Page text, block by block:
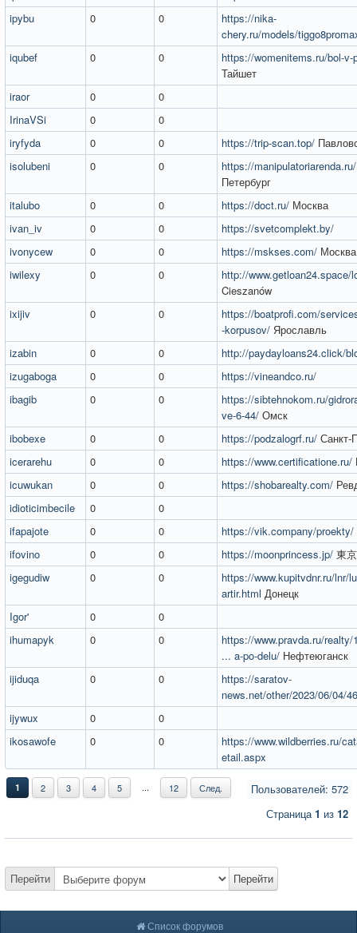
ipybu
0 0
https://nika-
chery.ru/models/
iqubef
0 0
https://womenitems.ru/bol-v-
Тайшет
iraor
0
0
IrinaVSi
0
0
iryfyda
0 0 https://trip-scan.top/
isolubeni
0 0 https://manipulatoriarenda.ru/
Петербург
italubo
0 0 https://doct.ru/ Москва
ivan_iv
0 0
https://svetcomplekt.by/
ivonycew
0 0 https://mskses.com/ Москва
iwilexy
0 0
http://www.getloan24.space/
Cieszanów
ixijiv
0 0
https://boatprofi.com/
-korpusov/ Ярославль
izabin
0 0
http://paydayloans24.click/
izugaboga
0 0
https://vineandco.ru/
ibagib
0 0
https://sibtehnokom.ru/
ve-6-44/ Омск
ibobexe
0 0 https://podzalogrf.ru/ Санкт-
icerarehu
0 0 https://www.certificatione.ru/
icuwukan
0 0 https://shobarealty.com/
idioticimbecile
0
0
ifapajote
0 0 https://vik.company/proekty/
ifovino
0 0 https://moonprincess.jp/ 東
igegudiw
0 0
https://www.kupitvdnr.ru/lnr/
artir.html Донецк
Igor'
0
0
ihumapyk
0 0
https://www.pravda.ru/realty/
... a-po-delu/ Нефтеюганск
ijiduqa
0 0
https://saratov-
news.net/other/2023/06/04/
ijywux
0
0
ikosawofe
0 0
https://www.wildberries.ru/
etail.aspx
Пользователей: 572
1 2 3 4 5 ... 12 След.
Страница1 из 12
Перейти Перейти
Список форумов